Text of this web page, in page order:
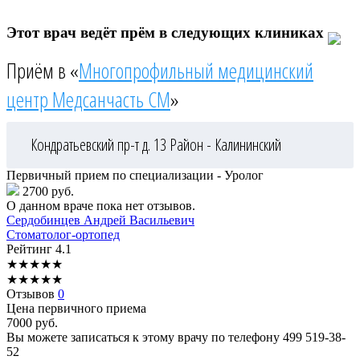
Этот врач ведёт прём в следующих клиниках
Приём в «Многопрофильный медицинский
центр Медсанчасть СМ»
Кондратьевский пр-т д. 13 Район - Калининский
Первичный прием по специализации - Уролог
2700 руб.
О данном враче пока нет отзывов.
Сердобинцев Андрей Васильевич
Стоматолог-ортопед
Рейтинг 4.1
★★★★★
★★★★★
Отзывов 0
Цена первичного приема
7000 руб.
Вы можете записаться к этому врачу по телефону 499 519-38-
52